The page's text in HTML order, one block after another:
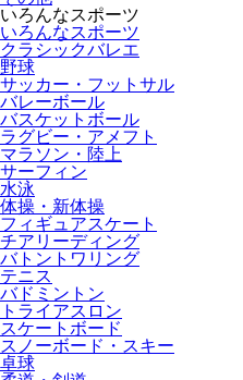
いろんなスポーツ
いろんなスポーツ
クラシックバレエ
野球
サッカー・フットサル
バレーボール
バスケットボール
ラグビー・アメフト
マラソン・陸上
サーフィン
水泳
体操・新体操
フィギュアスケート
チアリーディング
バトントワリング
テニス
バドミントン
トライアスロン
スケートボード
スノーボード・スキー
卓球